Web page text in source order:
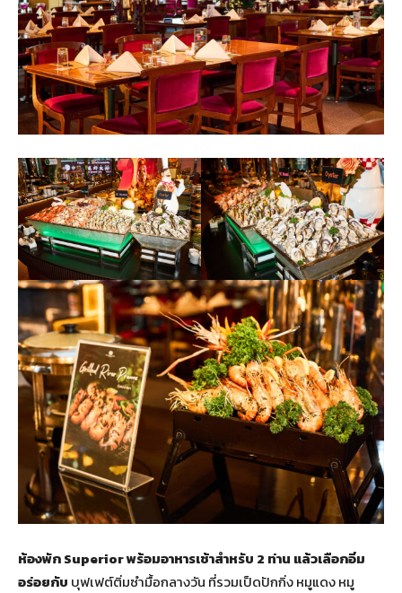
ห้องพักSuperior พร้อมอาหารเช้าสำหรับ 2 ท่าน แล้วเลือกอิ่ม
อร่อยกับ บุฟเฟต์ติ่มซำมื้อกลางวัน ที่รวมเป็ดปักกิ่ง หมูแดง หมู